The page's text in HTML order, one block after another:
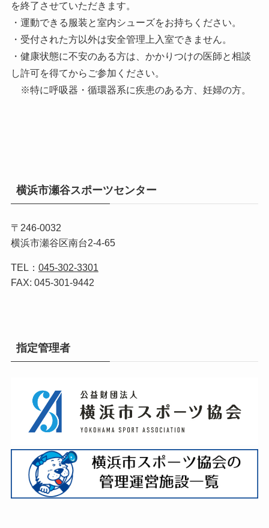
を終了させていただきます。
・運動できる服装と室内シューズをお持ちください。
・受付された方以外は安全管理上入室できません。
・健康状態に不安のある方は、かかりつけの医師と相談
し許可を得てからご参加ください。
※特に呼吸器・循環器系に疾患のある方、妊婦の方。
横浜市瀬谷スポーツセンター
〒246-0032
横浜市瀬谷区南台2-4-65
TEL： 045-302-3301
FAX: 045-301-9442
指定管理者